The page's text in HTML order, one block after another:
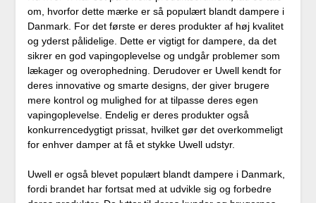
om, hvorfor dette mærke er så populært blandt dampere i
Danmark. For det første er deres produkter af høj kvalitet
og yderst pålidelige. Dette er vigtigt for dampere, da det
sikrer en god vapingoplevelse og undgår problemer som
lækager og overophedning. Derudover er Uwell kendt for
deres innovative og smarte designs, der giver brugere
mere kontrol og mulighed for at tilpasse deres egen
vapingoplevelse. Endelig er deres produkter også
konkurrencedygtigt prissat, hvilket gør det overkommeligt
for enhver damper at få et stykke Uwell udstyr.
Uwell er også blevet populært blandt dampere i Danmark,
fordi brandet har fortsat med at udvikle sig og forbedre